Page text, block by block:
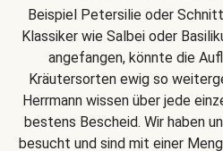
Beispiel Petersilie oder
Klassiker wie Salbei oder
angefangen, könnte die
Kräutersorten ewig so
Herrmann wissen über jede
bestens Bescheid. Wir haben
besucht und sind mit einer